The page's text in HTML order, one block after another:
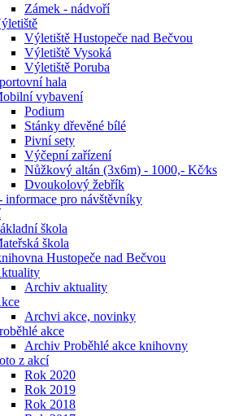
Zámek - nádvoří
Výletiště Hustopeče nad Bečvou
Výletiště Vysoká
Výletiště Poruba
hala
vybavení
Podium
Stánky dřevěné bílé
Pivní sety
Výčepní zařízení
Nůžkový altán (3x6m) - 1000,- Kč⁄ks
Dvoukolový žebřík
informace pro návštěvníky
škola
škola
Hustopeče nad Bečvou
Archiv aktuality
Archvi akce, novinky
akce
Archiv Proběhlé akce knihovny
z akcí
Rok 2020
Rok 2019
Rok 2018